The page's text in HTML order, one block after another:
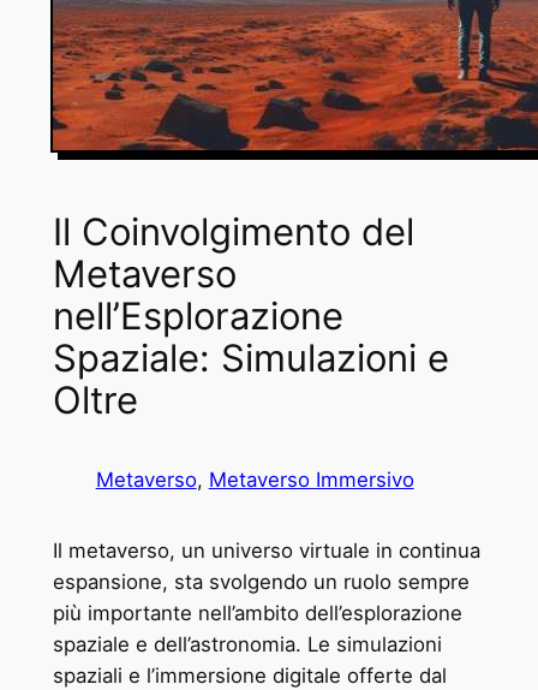
Il Coinvolgimento del
Metaverso
nell’Esplorazione
Spaziale: Simulazioni e
Oltre
Metaverso, Metaverso Immersivo
Il metaverso, un universo virtuale in continua
espansione, sta svolgendo un ruolo sempre
più importante nell’ambito dell’esplorazione
spaziale e dell’astronomia. Le simulazioni
spaziali e l’immersione digitale offerte dal